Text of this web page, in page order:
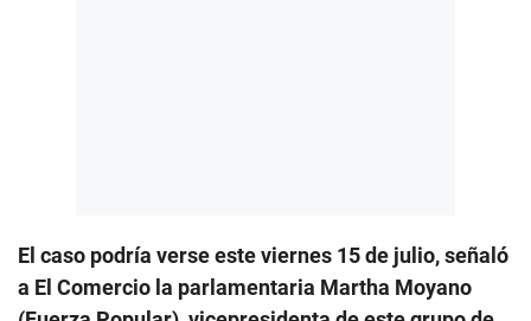
El caso podría verse este viernes 15 de julio, señaló
a El Comercio la parlamentaria Martha Moyano